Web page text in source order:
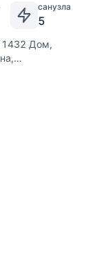
санузла
5
Дом,
в контуре
тоже в